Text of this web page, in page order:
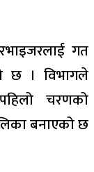
गत
छ । विभागले
चरणको
बनाएको छ